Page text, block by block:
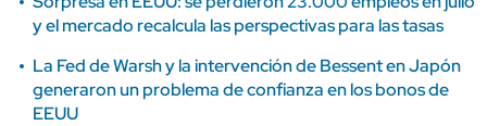
y el mercado recalcula las perspectivas para las tasas
La Fed de Warsh y la intervención de Bessent en Japón
generaron un problema de confianza en los bonos de
EEUU